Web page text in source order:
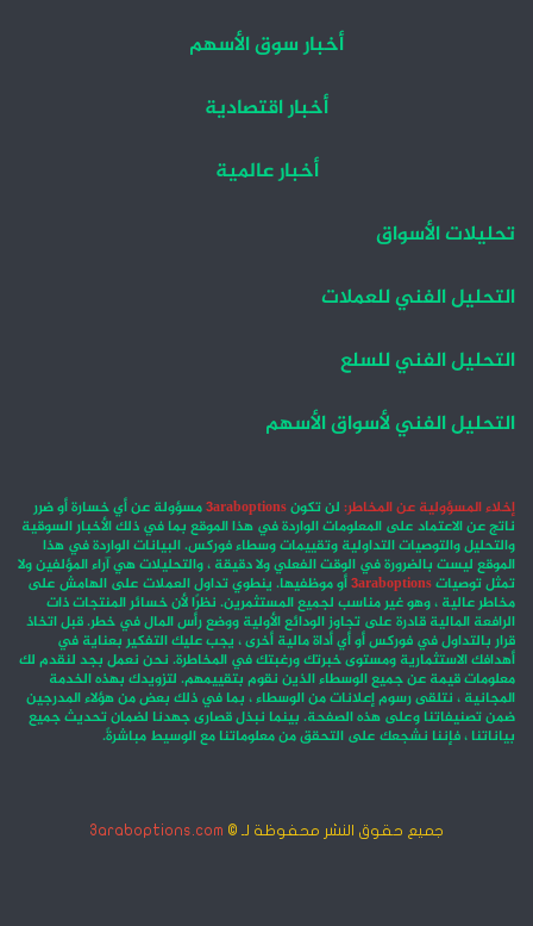
أخبار سوق الأسهم
أخبار اقتصادية
أخبار عالمية
تحليلات الأسواق
التحليل الفني للعملات
التحليل الفني للسلع
التحليل الفني لأسواق الأسهم
إخلاء المسؤولية عن المخاطر: لن تكون3araboptionsمسؤولة عن أي خسارة أو ضرر
ناتج عن الاعتماد على المعلومات الواردة في هذا الموقع بما في ذلك الأخبار السوقية
والتحليل والتوصيات التداولية وتقييمات وسطاء فوركس. البيانات الواردة في هذا
الموقع ليست بالضرورة في الوقت الفعلي ولا دقيقة ، والتحليلات هي آراء المؤلفين ولا
تمثل توصيات3araboptionsأو موظفيها. ينطوي تداول العملات على الهامش على
مخاطر عالية ، وهو غير مناسب لجميع المستثمرين. نظرًا لأن خسائر المنتجات ذات
الرافعة المالية قادرة على تجاوز الودائع الأولية ووضع رأس المال في خطر. قبل اتخاذ
قرار بالتداول في فوركس أو أي أداة مالية أخرى ، يجب عليك التفكير بعناية في
أهدافك الاستثمارية ومستوى خبرتك ورغبتك في المخاطرة. نحن نعمل بجد لنقدم لك
معلومات قيمة عن جميع الوسطاء الذين نقوم بتقييمهم. لتزويدك بهذه الخدمة
المجانية ، نتلقى رسوم إعلانات من الوسطاء ، بما في ذلك بعض من هؤلاء المدرجين
ضمن تصنيفاتنا وعلى هذه الصفحة. بينما نبذل قصارى جهدنا لضمان تحديث جميع
بياناتنا ، فإننا نشجعك على التحقق من معلوماتنا مع الوسيط مباشرةً.
جميع حقوق النشر محفوظة لـ © 3araboptions.com